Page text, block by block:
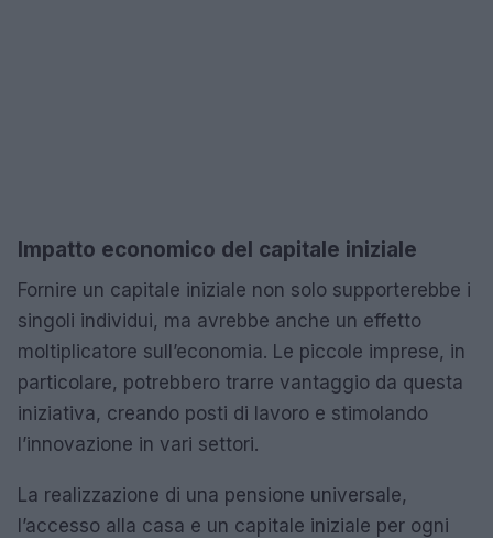
Impatto economico del capitale iniziale
Fornire un capitale iniziale non solo supporterebbe i
singoli individui, ma avrebbe anche un effetto
moltiplicatore sull’economia. Le piccole imprese, in
particolare, potrebbero trarre vantaggio da questa
iniziativa, creando posti di lavoro e stimolando
l’innovazione in vari settori.
La realizzazione di una pensione universale,
l’accesso alla casa e un capitale iniziale per ogni